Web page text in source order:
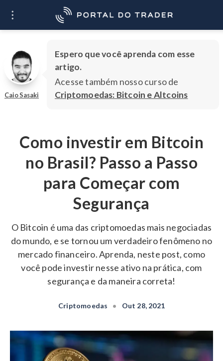
O que você quer
aprender?
Como investir em Bitcoin
no Brasil? Passo a Passo
para Começar com
Segurança
O Bitcoin é uma das criptomoedas mais negociadas
do mundo, e se tornou um verdadeiro fenômeno no
mercado financeiro. Aprenda, neste post, como
você pode investir nesse ativo na prática, com
segurança e da maneira correta!
Criptomoedas • Out 28, 2021
Caio Sasaki
Espero que você aprenda com esse
artigo.
Acesse também nosso curso de
Criptomoedas: Bitcoin e Altcoins